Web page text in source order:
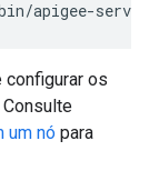
apigee-
configurar os
um nó para